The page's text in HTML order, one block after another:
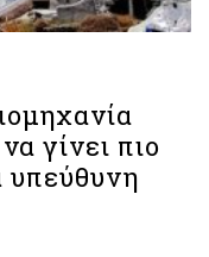
γίνει πιο
υπεύθυνη